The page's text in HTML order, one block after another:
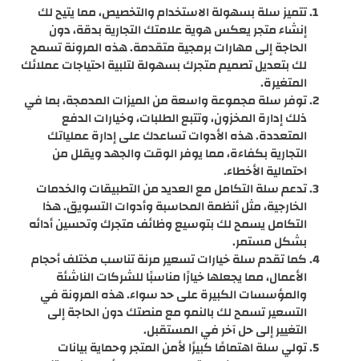
تتميز سلة بسهولة الاستخدام والتخصيص، مما يتيح لك
إنشاء متجر يعكس هوية علامتك التجارية بدقة، دون
الحاجة إلى مهارات برمجية متقدمة. هذه المرونة تسمح
لك بتعديل تصميم متجرك بسهولة لتلبية احتياجات عملائك
المتغيرة.
توفر سلة مجموعة واسعة من الميزات المدمجة، بما في
ذلك إدارة المخزون، وتتبع الطلبات، وخيارات الدفع
المتعددة. هذه الأدوات تساعدك على إدارة عملياتك
التجارية بكفاءة، مما يوفر الوقت والجهد ويقلل من
احتمالية الأخطاء.
تدعم سلة التكامل مع العديد من التطبيقات والخدمات
الخارجية، مثل أنظمة المحاسبة وأدوات التسويق. هذا
التكامل يسمح لك بتوسيع وظائف متجرك وتحسين أدائه
بشكل مستمر.
كما تقدم سلة خيارات تسعير مرنة تناسب مختلف أحجام
الأعمال، مما يجعلها خيارًا مناسبًا للشركات الناشئة
والمؤسسات الكبيرة على حد سواء. هذه المرونة في
التسعير تسمح لك بالنمو مع منصتك دون الحاجة إلى
التغيير إلى حل آخر في المستقبل.
تولي سلة اهتمامًا كبيرًا لأمن المتجر وحماية بيانات